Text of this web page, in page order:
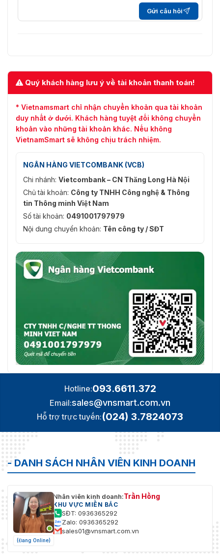
Gửi câu hỏi
Quý khách hàng lưu ý về tài khoản thanh toán!
* Vietnamsmart chỉ nhận chuyển khoản qua tài khoản
duy nhất ở dưới. Khách hàng tuyệt đối không chuyển
khoản vào những tài khoản khác. Nếu không
VietnamSmart sẽ không chịu trách nhiệm.
NGÂN HÀNG VIETCOMBANK (VCB)
Chi nhánh: Vietcombank – CN Thăng Long Hà Nội
Chủ tài khoản: Công ty TNHH Công nghệ & Thông
tin Thông minh Việt Nam
Số tài khoản: 0491001797979
Nội dung chuyển khoản: Tên công ty / SĐT
Hotline:093.6611.372
Email:sales@vnsmart.com.vn
Hỗ trợ trực tuyến:(024) 3.7824073
- DANH SÁCH NHÂN VIÊN KINH DOANH
(Đang Online)
Nhân viên kinh doanh:Trần Hồng
KHU VỰC MIỀN BẮC
SĐT: 0936365292
Zalo: 0936365292
sales01@vnsmart.com.vn